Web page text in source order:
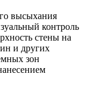
высыхания
контроль
стены на
и других
зон